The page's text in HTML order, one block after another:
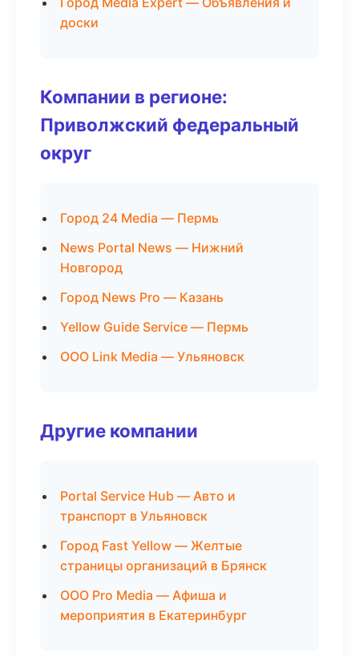
доски
Компании в регионе:
Приволжский федеральный
округ
Город 24 Media — Пермь
News Portal News — Нижний
Новгород
Город News Pro — Казань
Yellow Guide Service — Пермь
ООО Link Media — Ульяновск
Другие компании
Portal Service Hub — Авто и
транспорт в Ульяновск
Город Fast Yellow — Желтые
страницы организаций в Брянск
ООО Pro Media — Афиша и
мероприятия в Екатеринбург